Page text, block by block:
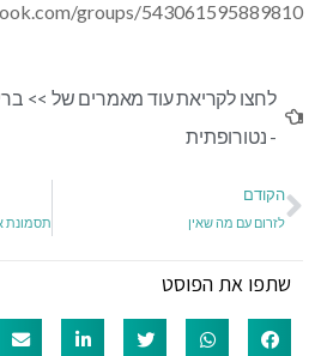
groups/543061595889810
לחצו לקריאת עוד מאמרים של >>
- נטורופתית
הקודם
לזרום עם מה שאין
שתפו את הפוסט